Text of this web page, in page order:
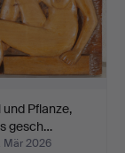
Pflanze,
gesch…
Mär 2026